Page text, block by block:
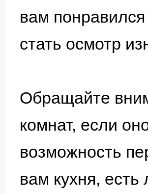
вам
стать осмотр
Обращайте
комнат, если
возможность
вам кухня,